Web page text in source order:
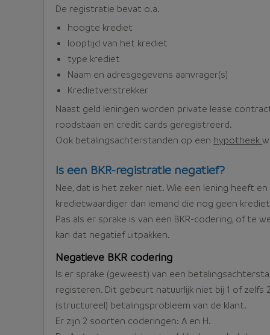
De registratie bevat o.a.
hoogte krediet
looptijd van het krediet
type krediet
Naam en adresgegevens aanvrager(s)
Kredietverstrekker
Naast geld leningen worden private lease
roodstaan en credit cards geregistreerd.
Ook betalingsachterstanden op een hypotheek
Is een BKR-registratie negatief?
Nee, dat is het zeker niet. Wie een lening heeft
kredietwaardiger dan iemand die nog geen
Pas als er sprake is van een BKR-codering, of te
kan dat negatief uitpakken.
Negatieve BKR codering
Is er sprake (geweest) van een
registeren. Dit gebeurt natuurlijk niet bij 1 of
(structureel) betalingsprobleem van de klant.
Er zijn 2 soorten coderingen: A en H.